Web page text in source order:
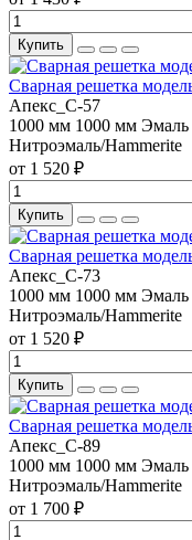
Купить
Сварная решетка
Апекс_С-57
1000 мм 1000 мм Эмаль
Нитроэмаль/Hammerite
от 1 520 ₽
Купить
Сварная решетка
Апекс_С-73
1000 мм 1000 мм Эмаль
Нитроэмаль/Hammerite
от 1 520 ₽
Купить
Сварная решетка
Апекс_С-89
1000 мм 1000 мм Эмаль
Нитроэмаль/Hammerite
от 1 700 ₽